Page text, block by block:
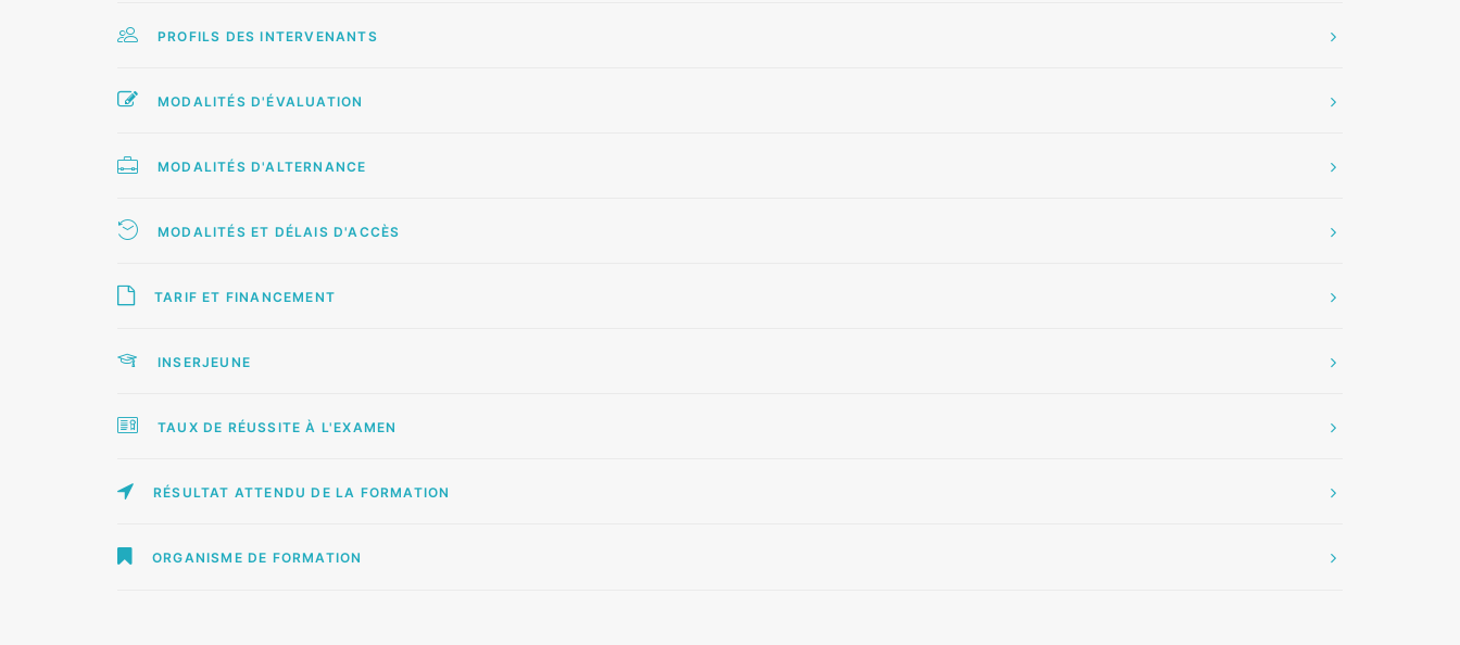
PROFILS DES INTERVENANTS
MODALITÉS D'ÉVALUATION
MODALITÉS D'ALTERNANCE
MODALITÉS ET DÉLAIS D'ACCÈS
TARIF ET FINANCEMENT
INSERJEUNE
TAUX DE RÉUSSITE À L'EXAMEN
RÉSULTAT ATTENDU DE LA FORMATION
ORGANISME DE FORMATION